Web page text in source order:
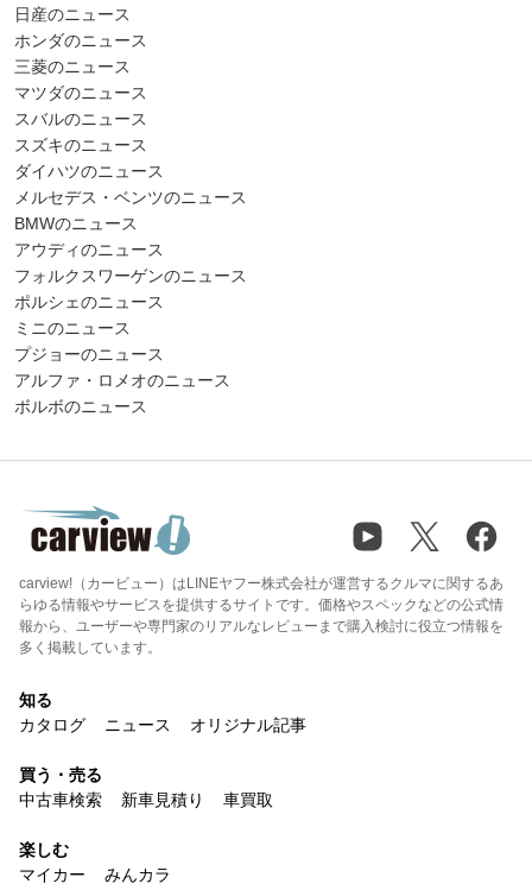
日産のニュース
ホンダのニュース
三菱のニュース
マツダのニュース
スバルのニュース
スズキのニュース
ダイハツのニュース
メルセデス・ベンツのニュース
BMWのニュース
アウディのニュース
フォルクスワーゲンのニュース
ポルシェのニュース
ミニのニュース
プジョーのニュース
アルファ・ロメオのニュース
ボルボのニュース
carview!（カービュー）はLINEヤフー株式会社が運営するクルマに関するあ
らゆる情報やサービスを提供するサイトです。価格やスペックなどの公式情
報から、ユーザーや専門家のリアルなレビューまで購入検討に役立つ情報を
多く掲載しています。
知る
カタログ
ニュース オリジナル記事
買う・売る
中古車検索
新車見積り 車買取
楽しむ
マイカー
みんカラ